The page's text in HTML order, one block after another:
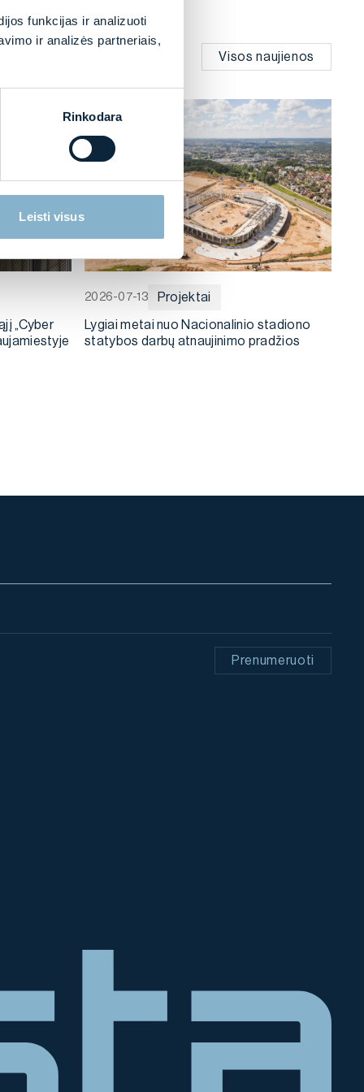
funkcijas ir analizuoti
ir analizės partneriais,
Rinkodara
Leisti visus
Visos naujienos
„Cyber
2026-07-13 Projektai
Lygiai metai nuo Nacionalinio stadiono
statybos darbų atnaujinimo pradžios
Prenumeruoti